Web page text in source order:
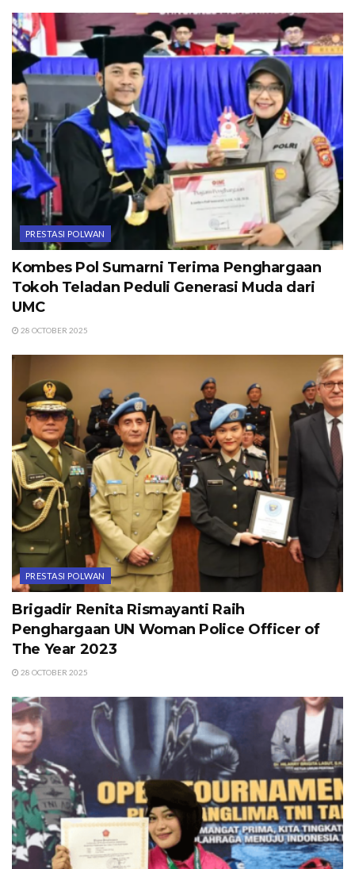
PRESTASI POLWAN
Kombes Pol Sumarni Terima Penghargaan
Tokoh Teladan Peduli Generasi Muda dari
UMC
28 OCTOBER 2025
PRESTASI POLWAN
Brigadir Renita Rismayanti Raih
Penghargaan UN Woman Police Officer of
The Year 2023
28 OCTOBER 2025